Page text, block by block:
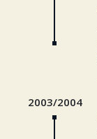
2003/2004